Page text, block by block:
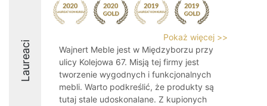
Laureaci
Pokaż więcej >>
Wajnert Meble jest w Międzyborzu przy
ulicy Kolejowa 67. Misją tej firmy jest
tworzenie wygodnych i funkcjonalnych
mebli. Warto podkreślić, że produkty są
tutaj stale udoskonalane. Z kupionych